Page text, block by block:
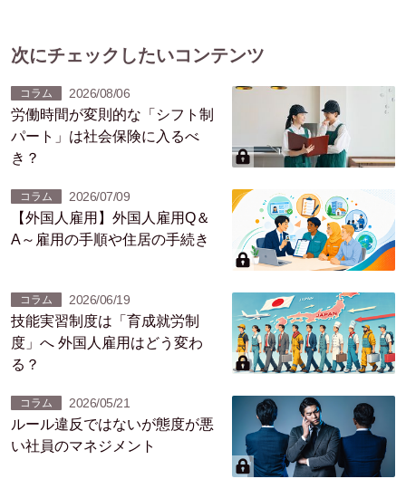
次にチェックしたいコンテンツ
コラム 2026/08/06
労働時間が変則的な「シフト制
パート」は社会保険に入るべ
き？
コラム 2026/07/09
【外国人雇用】外国人雇用Q＆
A～雇用の手順や住居の手続き
コラム 2026/06/19
技能実習制度は「育成就労制
度」へ 外国人雇用はどう変わ
る？
コラム 2026/05/21
ルール違反ではないが態度が悪
い社員のマネジメント